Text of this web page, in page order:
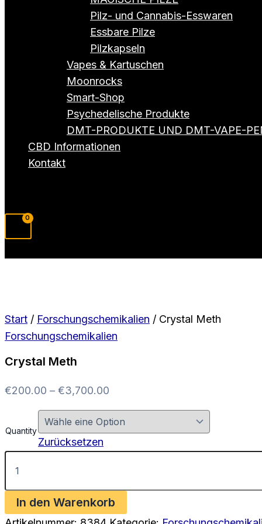
Pilz- und Cannabis-Esswaren
Essbare Pilze
Pilzkapseln
Vapes & Kartuschen
Moonrocks
Smart-Shop
Psychedelische Produkte
DMT-PRODUKTE UND DMT-VAPE-
CBD Informationen
Kontakt
Start / Forschungschemikalien / Crystal Meth
Forschungschemikalien
Crystal Meth
€200.00 – €3,700.00
€200.00
bis
Quantity
Zurücksetzen
Crystal
Meth
In den Warenkorb